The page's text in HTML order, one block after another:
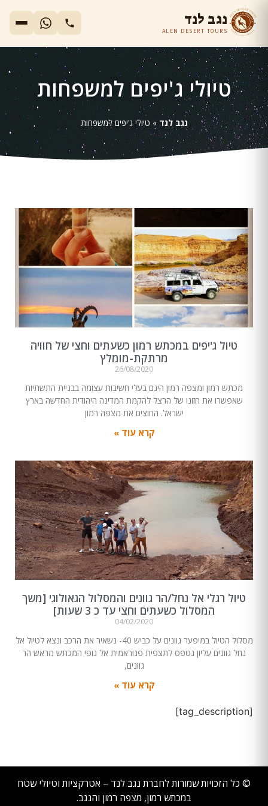
נגב לנד
ALEN DESERT TOURS
טיולי ג'יפים למשפחות
נגב לנד » טיולי ג'יפים למשפחות
טיול ג'יפים במכתש רמון כשעתים וחצי של חוויה
מרתקת-מומלץ
26/08/2020
מכתש רמון ומצפה רמון הינם בעלי חשיבות עצומה בבניית התשתיות
שאפשרו את חזונו של הרצל להקמת המדינה היהודית החדשה בארץ
ישראל. החוצים את מצפה רמון
קרא עוד »
טיול רגלי אל נחל/הר גוונים והמסלול הגאולוגי [משך
המסלול כשעתים וחצי עד כ 3 שעות]
04/02/2020
מסלול הטיול במיפער גוונים על כביש 40- נשאיר את הרכב ונצא לטיול אל
נחל גוונים עליון נטפס לתצפית פנוראמית אל נופי המכתש מראש הר
גוונים,
קרא עוד »
[tag_description]
© כל הזכויות שמורות לחברת נגב לנד – אטרקציות וטיולי שטח
במכתש רמון, מצפה רמון והנגב.